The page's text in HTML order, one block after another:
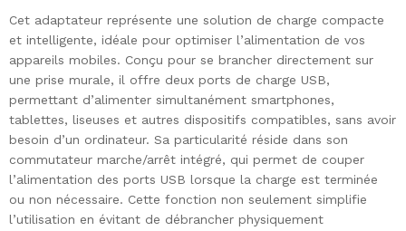
Cet adaptateur représente une solution de charge compacte
et intelligente, idéale pour optimiser l’alimentation de vos
appareils mobiles. Conçu pour se brancher directement sur
une prise murale, il offre deux ports de charge USB,
permettant d’alimenter simultanément smartphones,
tablettes, liseuses et autres dispositifs compatibles, sans avoir
besoin d’un ordinateur. Sa particularité réside dans son
commutateur marche/arrêt intégré, qui permet de couper
l’alimentation des ports USB lorsque la charge est terminée
ou non nécessaire. Cette fonction non seulement simplifie
l’utilisation en évitant de débrancher physiquement